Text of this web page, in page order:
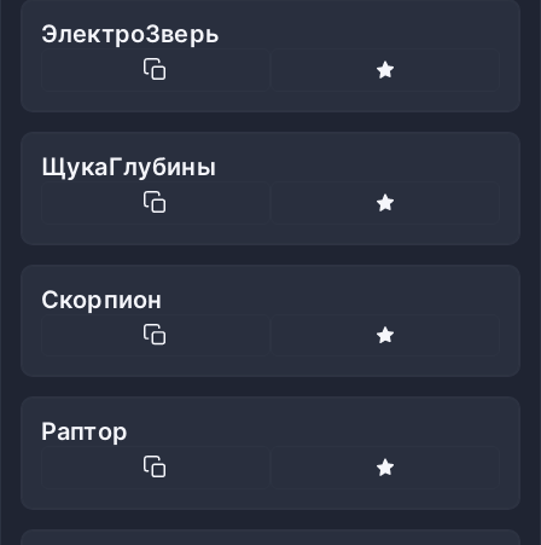
ЭлектроЗверь
ЩукаГлубины
Скорпион
Раптор